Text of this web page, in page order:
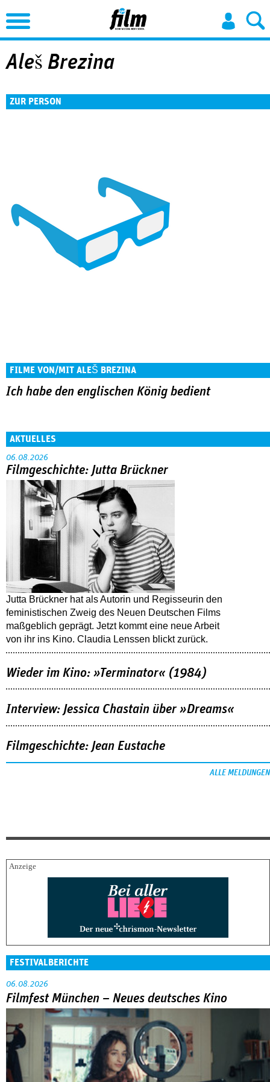
Jump to Navigation
Aleš Brezina
ZUR PERSON
FILME VON/MIT ALEŠ BREZINA
Ich habe den englischen König bedient
AKTUELLES
06.08.2026
Filmgeschichte: Jutta Brückner
Jutta Brückner hat als Autorin und Regisseurin den
feministischen Zweig des Neuen Deutschen Films
maßgeblich geprägt. Jetzt kommt eine neue Arbeit
von ihr ins Kino. Claudia Lenssen blickt zurück.
Wieder im Kino: »Terminator« (1984)
Interview: Jessica Chastain über »Dreams«
Filmgeschichte: Jean Eustache
ALLE MELDUNGEN
FESTIVALBERICHTE
06.08.2026
Filmfest München – Neues deutsches Kino